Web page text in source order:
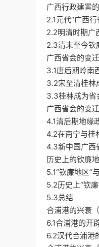
广西行政建置
2.1元代“广西
2.2明清时期广
2.3清末至今钦
广西省会的变
3.1唐后期岭南
3.2宋至清桂林
3.3桂林成为省
广西省会的变
4.1清后期地缘
4.2在南宁与桂
4.3新中国广西
历史上的钦廉
5.1“钦廉地区”
5.2历史上“钦
5.3总结
合浦港的兴衰
6.1合浦港的开
6.2汉代合浦港